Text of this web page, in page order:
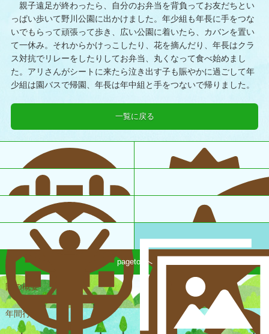
親子遠足が終わったら、自分のお弁当を背負ってお友だちとい
っぱい歩いて野川公園に出かけました。年少組も年長に手をつな
いでもらって頑張って歩き、広い公園に着いたら、カバンを置い
て一休み。それからかけっこしたり、花を摘んだり、年長はクラ
ス対抗でリレーをしたりしてお弁当、丸くなって食べ始めまし
た。アリさんがシートに来たら泣き出す子も賑やかに過ごして年
少組は園バスで帰園、年長は年中組と手をつないで帰りました。
一覧に戻る
園の概要
年間行事
pagetopへ